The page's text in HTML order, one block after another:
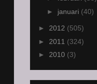
► januari (40)
► 2012 (505)
► 2011 (324)
► 2010 (3)